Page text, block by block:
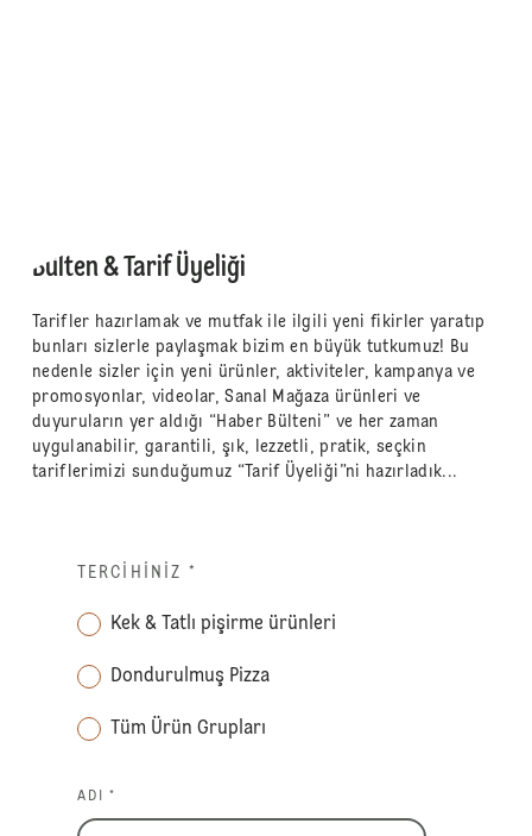
Bülten & Tarif Üyeliği
Tarifler hazırlamak ve mutfak ile ilgili yeni fikirler yaratıp
bunları sizlerle paylaşmak bizim en büyük tutkumuz! Bu
nedenle sizler için yeni ürünler, aktiviteler, kampanya ve
promosyonlar, videolar, Sanal Mağaza ürünleri ve
duyuruların yer aldığı “Haber Bülteni” ve her zaman
uygulanabilir, garantili, şık, lezzetli, pratik, seçkin
tariflerimizi sunduğumuz “Tarif Üyeliği”ni hazırladık...
TERCIHINIZ *
Kek & Tatlı pişirme ürünleri
Dondurulmuş Pizza
Tüm Ürün Grupları
ADI *